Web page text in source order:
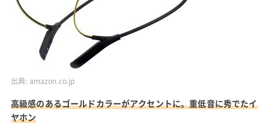
出典: amazon.co.jp
高級感のあるゴールドカラーがアクセントに。重低音に秀でたイ
ヤホン